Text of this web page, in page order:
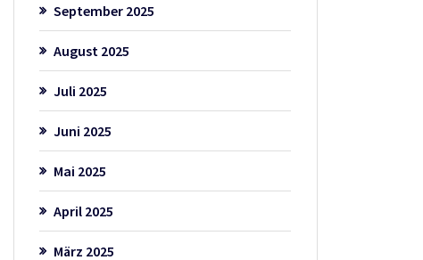
September 2025
August 2025
Juli 2025
Juni 2025
Mai 2025
April 2025
März 2025